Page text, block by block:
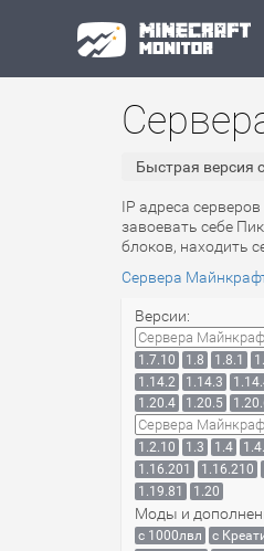
Быстрая версия
IP адреса
завоевать себе
блоков, находить
Сервера
Версии:
Сервера
1.7.10
1.8 1.8.1
1.14.2
1.14.3
1.20.4
1.20.5
Сервера
1.2.10
1.3 1.4
1.16.201
1.16.210
1.19.81
1.20
Моды и
с 1000лвл c